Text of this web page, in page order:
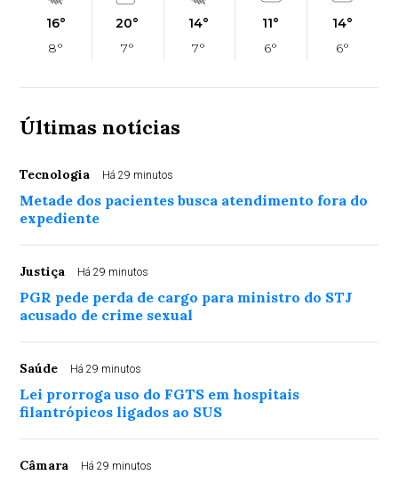
16°
8°
20°
7°
14°
7°
11°
6°
14°
6°
Últimas notícias
Tecnologia Há 29 minutos
Metade dos pacientes busca atendimento fora do
expediente
Justiça Há 29 minutos
PGR pede perda de cargo para ministro do STJ
acusado de crime sexual
Saúde Há 29 minutos
Lei prorroga uso do FGTS em hospitais
filantrópicos ligados ao SUS
Câmara Há 29 minutos